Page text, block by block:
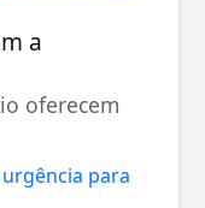
a
oferecem